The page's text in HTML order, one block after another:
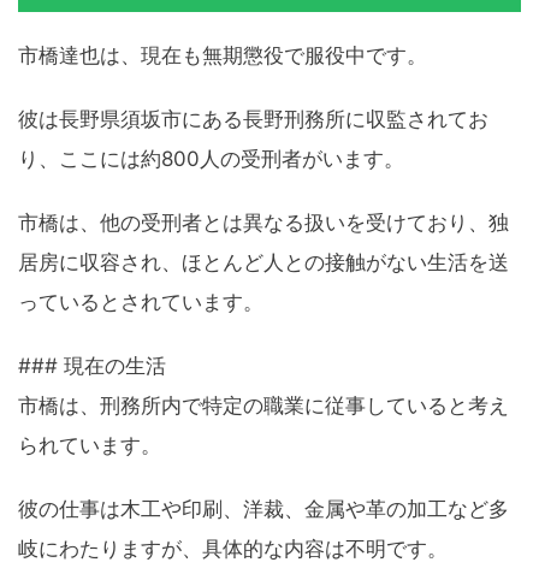
市橋達也は、現在も無期懲役で服役中です。
彼は長野県須坂市にある長野刑務所に収監されてお
り、ここには約800人の受刑者がいます。
市橋は、他の受刑者とは異なる扱いを受けており、独
居房に収容され、ほとんど人との接触がない生活を送
っているとされています。
### 現在の生活
市橋は、刑務所内で特定の職業に従事していると考え
られています。
彼の仕事は木工や印刷、洋裁、金属や革の加工など多
岐にわたりますが、具体的な内容は不明です。